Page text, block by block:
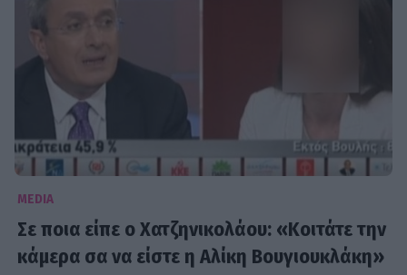
MEDIA
Σε ποια είπε ο Χατζηνικολάου: «Κοιτάτε την
κάμερα σα να είστε η Αλίκη Βουγιουκλάκη»